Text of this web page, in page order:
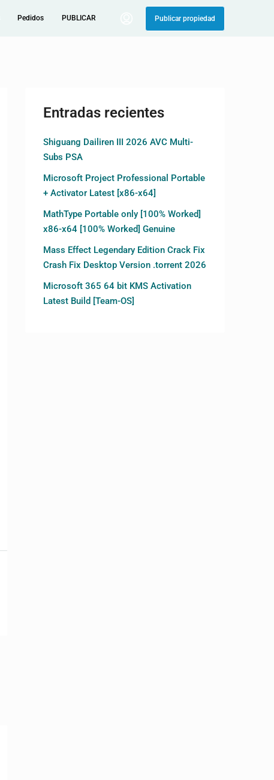
Pedidos PUBLICAR Publicar propiedad
Entradas recientes
Shiguang Dailiren III 2026 AVC Multi-
Subs PSA
Microsoft Project Professional Portable
+ Activator Latest [x86-x64]
MathType Portable only [100% Worked]
x86-x64 [100% Worked] Genuine
Mass Effect Legendary Edition Crack Fix
Crash Fix Desktop Version .torrent 2026
Microsoft 365 64 bit KMS Activation
Latest Build [Team-OS]